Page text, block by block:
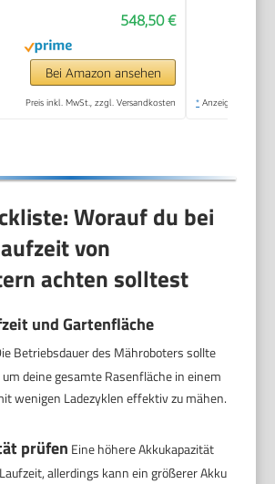
548,50 €
Bei Amazon ansehen
Preis inkl. MwSt., zzgl. Versandkosten * Anzeige
Worauf du bei
von
achten solltest
und Gartenfläche
Betriebsdauer des Mähroboters sollte
deine gesamte Rasenfläche in einem
wenigen Ladezyklen effektiv zu mähen.
prüfen Eine höhere Akkukapazität
allerdings kann ein größerer Akku